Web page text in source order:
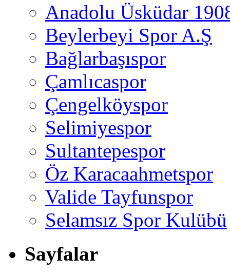
Anadolu Üsküdar
Beylerbeyi Spor A.Ş
Bağlarbaşıspor
Çamlıcaspor
Çengelköyspor
Selimiyespor
Sultantepespor
Öz Karacaahmetspor
Valide Tayfunspor
Selamsız Spor Kulübü
Sayfalar